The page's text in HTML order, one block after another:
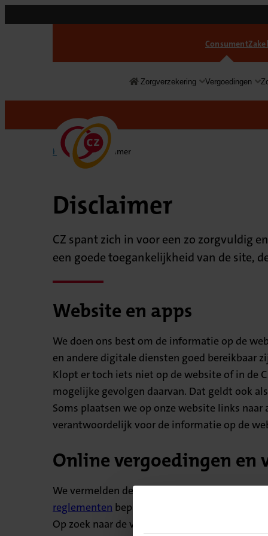
Consument
Consument
Zorgverzekering Vergoedingen
Home Disclaimer
Disclaimer
CZ spant zich in voor een zo zorgvuldig
een goede toegankelijkheid van de site,
Website en apps
We doen ons best om de informatie op de
en andere digitale diensten goed bereikbaar
Klopt er toch iets niet op de website of in de
mogelijke gevolgen daarvan. Dat geldt ook
Soms plaatsen we op onze website links
verantwoordelijk voor de informatie op de
Online vergoedingen en
We vermelden de vergoedingen en
reglementen bepalen of we uw zorg
Op zoek naar de vergoedingen en